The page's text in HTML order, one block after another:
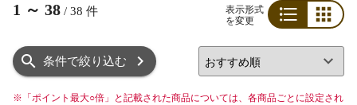
1 ～ 38 / 38 件
表示形式
を変更
条件で絞り込む
※ 「ポイント最大○倍」と記載された商品については、各商品ごとに設定され